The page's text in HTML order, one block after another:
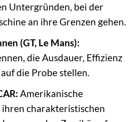
Untergründen, bei der
an ihre Grenzen gehen.
(GT, Le Mans):
die Ausdauer, Effizienz
die Probe stellen.
Amerikanische
ihren charakteristischen